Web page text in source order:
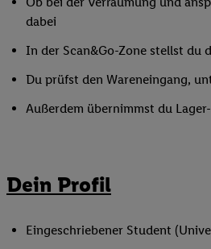
dabei
In der Scan&Go-Zone stellst du
Du prüfst den Wareneingang,
Außerdem übernimmst du
Dein Profil
Eingeschriebener Student